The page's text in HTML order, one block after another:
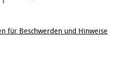
für Beschwerden und Hinweise